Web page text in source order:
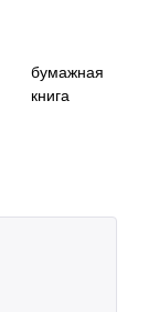
бумажная
книга